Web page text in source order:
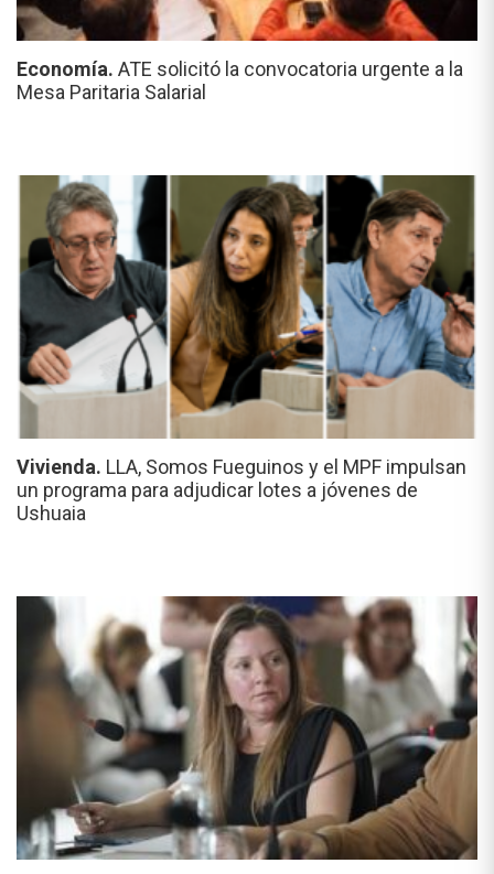
Economía. ATE solicitó la convocatoria urgente a la
Mesa Paritaria Salarial
Vivienda. LLA, Somos Fueguinos y el MPF impulsan
un programa para adjudicar lotes a jóvenes de
Ushuaia